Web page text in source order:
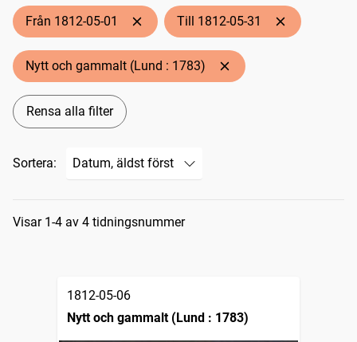
Från 1812-05-01 Till 1812-05-31
Nytt och gammalt (Lund : 1783)
Rensa alla filter
Sortera:
Sökresultat
Visar 1-4 av 4 tidningsnummer
1812-05-06
Nytt och gammalt (Lund : 1783)